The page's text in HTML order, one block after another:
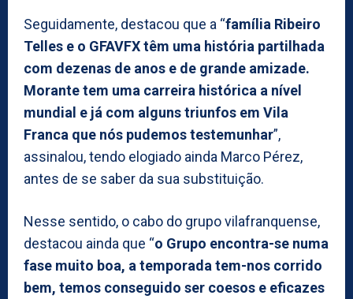
Seguidamente, destacou que a “família Ribeiro
Telles e o GFAVFX têm uma história partilhada
com dezenas de anos e de grande amizade.
Morante tem uma carreira histórica a nível
mundial e já com alguns triunfos em Vila
Franca que nós pudemos testemunhar”,
assinalou, tendo elogiado ainda Marco Pérez,
antes de se saber da sua substituição.
Nesse sentido, o cabo do grupo vilafranquense,
destacou ainda que “o Grupo encontra-se numa
fase muito boa, a temporada tem-nos corrido
bem, temos conseguido ser coesos e eficazes